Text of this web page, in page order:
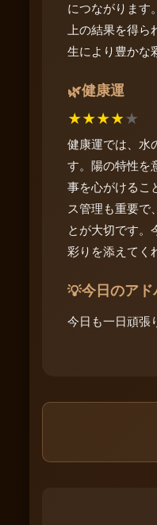
につながります
上の結果を得ら
生により豊かな
🌿健康運
★★★★★
健康運では、水
す。陽の特性を
事を心がけるこ
ス管理も重要で
とが大切です。
彩りを添えてく
💡今日のアド
今日も一日頑張